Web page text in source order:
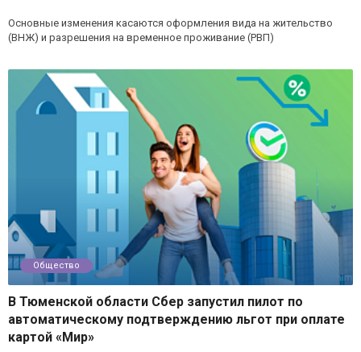
Основные изменения касаются оформления вида на жительство
(ВНЖ) и разрешения на временное проживание (РВП)
Общество
В Тюменской области Сбер запустил пилот по
автоматическому подтверждению льгот при оплате
картой «Мир»